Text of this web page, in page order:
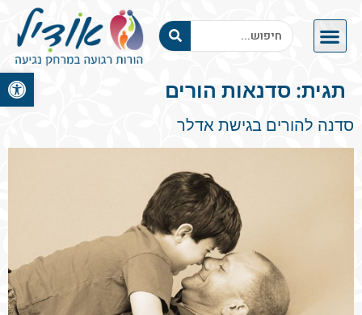
פתח תגית: סדנאות הורים
סדנה להורים בגישת אדלר